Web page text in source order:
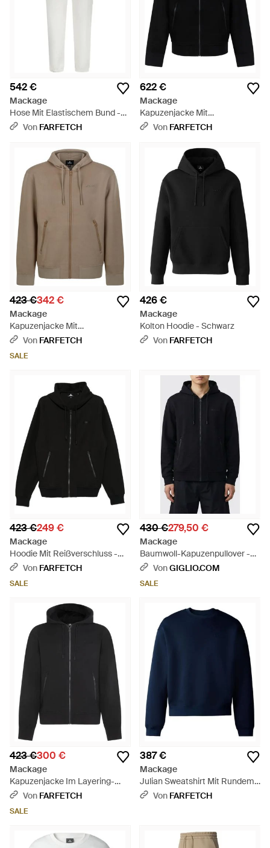
542 €
Mackage
Hose Mit Elastischem Bund -
WeißVon FARFETCH
622 €
Mackage
Kapuzenjacke Mit
Reißverschluss - Schwarz
Von FARFETCH
423 €342 €
Mackage
Kapuzenjacke Mit
Reißverschluss - Braun
Von FARFETCH
SALE
426 €
Mackage
Kolton Hoodie - Schwarz
Von FARFETCH
423 €249 €
Mackage
Hoodie Mit Reißverschluss -
Schwarz
Von FARFETCH
SALE
430 €279,50 €
Mackage
Baumwoll-Kapuzenpullover -
Schwarz
VonGIGLIO.COM
SALE
423 €300 €
Mackage
Kapuzenjacke Im Layering-
Look - Schwarz
Von FARFETCH
SALE
387 €
Mackage
Julian Sweatshirt Mit Rundem
Ausschnitt - Blau
Von FARFETCH